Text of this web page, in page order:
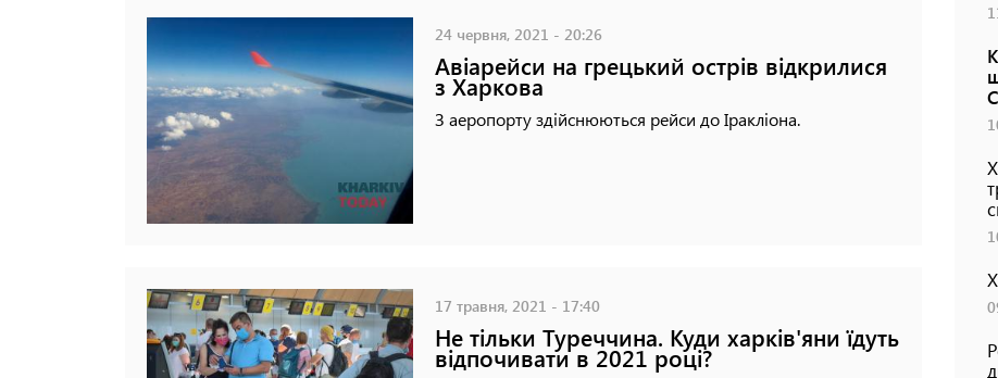
24 червня, 2021 - 20:26
Авіарейси на грецький острів відкрилися
з Харкова
З аеропорту здійснюються рейси до Іракліона.
17 травня, 2021 - 17:40
Не тільки Туреччина. Куди харків'яни їдуть
відпочивати в 2021 році?